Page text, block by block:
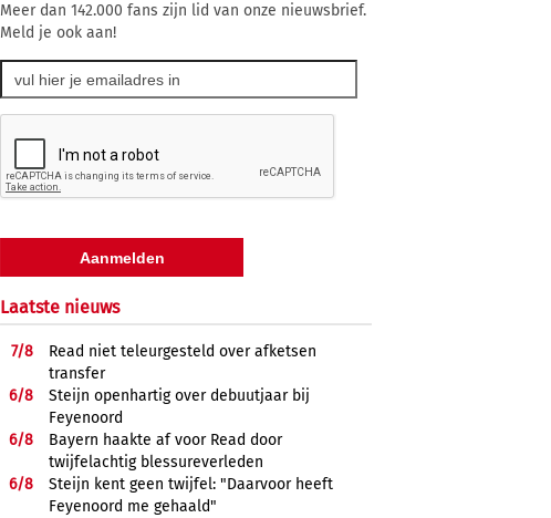
Meer dan 142.000 fans zijn lid van onze nieuwsbrief.
Meld je ook aan!
Laatste nieuws
7/8
Read niet teleurgesteld over afketsen
transfer
6/8
Steijn openhartig over debuutjaar bij
Feyenoord
6/8
Bayern haakte af voor Read door
twijfelachtig blessureverleden
6/8
Steijn kent geen twijfel: "Daarvoor heeft
Feyenoord me gehaald"